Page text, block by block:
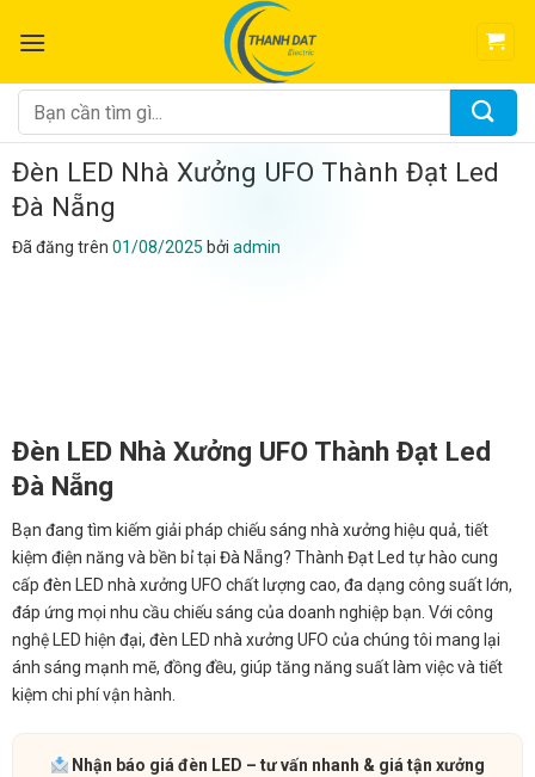
đến
dung
Tìm
kiếm:
Đèn LED Nhà Xưởng UFO Thành Đạt Led
Đà Nẵng
Đã đăng trên 01/08/2025 bởi admin
Đèn LED Nhà Xưởng UFO Thành Đạt Led
Đà Nẵng
Bạn đang tìm kiếm giải pháp chiếu sáng nhà xưởng hiệu quả, tiết
kiệm điện năng và bền bỉ tại Đà Nẵng? Thành Đạt Led tự hào cung
cấp đèn LED nhà xưởng UFO chất lượng cao, đa dạng công suất lớn,
đáp ứng mọi nhu cầu chiếu sáng của doanh nghiệp bạn. Với công
nghệ LED hiện đại, đèn LED nhà xưởng UFO của chúng tôi mang lại
ánh sáng mạnh mẽ, đồng đều, giúp tăng năng suất làm việc và tiết
kiệm chi phí vận hành.
Nhận báo giá đèn LED – tư vấn nhanh & giá tận xưởng